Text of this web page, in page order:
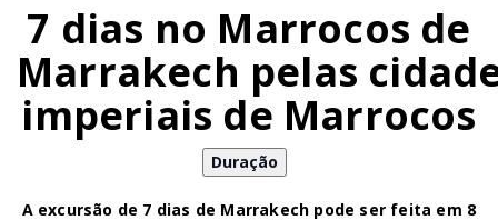
7 dias no Marrocos de
Marrakech pelas
imperiais de Marrocos
A excursão de 7 dias de Marrakech pode ser feita em 8